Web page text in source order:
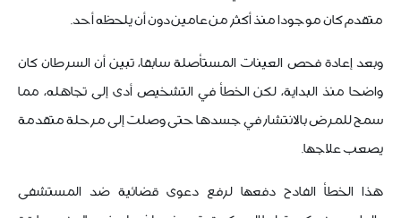
متقدم كان موجودا منذ أكثر من عامين دون أن يلحظه أحد.
وبعد إعادة فحص العينات المستأصلة سابقا، تبين أن السرطان كان
واضحا منذ البداية، لكن الخطأ في التشخيص أدى إلى تجاهله، مما
سمح للمرض بالانتشار في جسدها حتى وصلت إلى مرحلة متقدمة
يصعب علاجها.
هذا الخطأ الفادح دفعها لرفع دعوى قضائية ضد المستشفى